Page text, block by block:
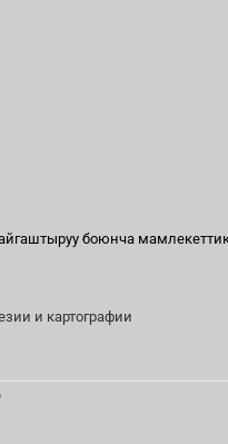
боюнча
и картографии